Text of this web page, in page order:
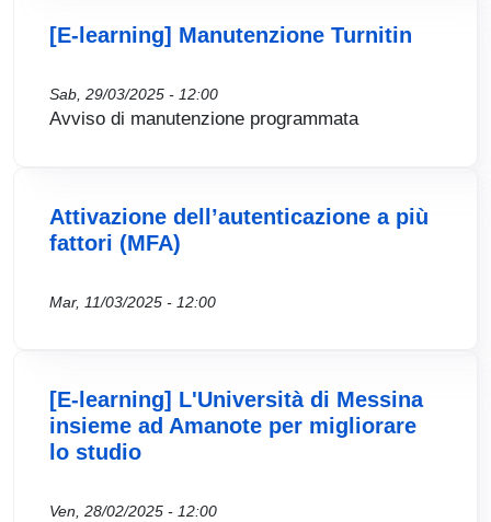
[E-learning] Manutenzione Turnitin
Sab, 29/03/2025 - 12:00
Avviso di manutenzione programmata
Attivazione dell’autenticazione a più
fattori (MFA)
Mar, 11/03/2025 - 12:00
[E-learning] L'Università di Messina
insieme ad Amanote per migliorare
lo studio
Ven, 28/02/2025 - 12:00